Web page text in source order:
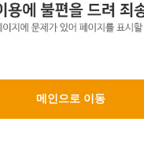
메인으로 이동